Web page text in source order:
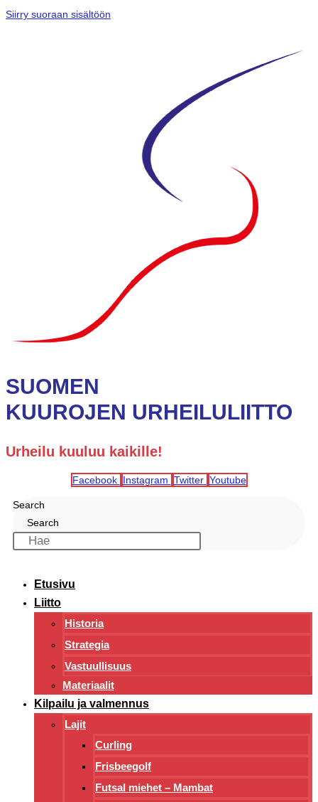
Siirry suoraan sisältöön
SUOMEN
KUUROJEN URHEILULIITTO
Urheilu kuuluu kaikille!
Facebook Instagram Twitter Youtube
Search
Search
Etusivu
Liitto
Historia
Strategia
Vastuullisuus
Materiaalit
Kilpailu ja valmennus
Lajit
Curling
Frisbeegolf
Futsal miehet – Mambat